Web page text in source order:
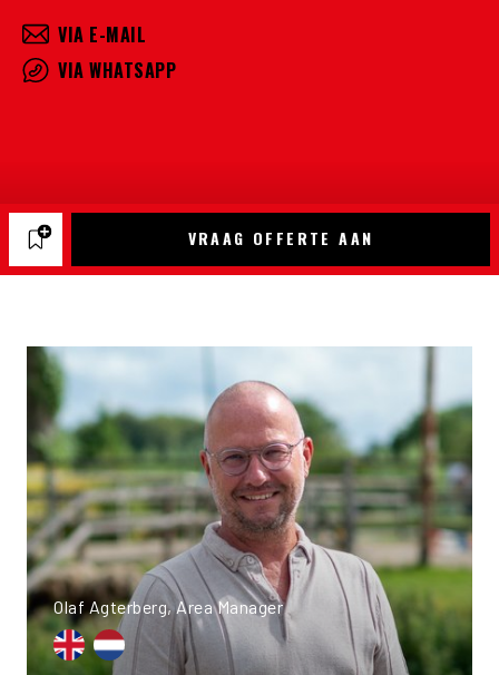
VIA E-MAIL
VIA WHATSAPP
VRAAG OFFERTE AAN
Olaf Agterberg, Area Manager